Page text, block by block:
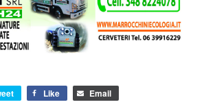
Like Email